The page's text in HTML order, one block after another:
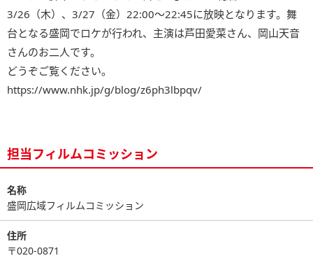
3/26（木）、3/27（金）22:00～22:45に放映となります。舞
台となる盛岡でロケが行われ、主演は芦田愛菜さん、岡山天音
さんのお二人です。
どうぞご覧ください。
https://www.nhk.jp/g/blog/z6ph3lbpqv/
担当フィルムコミッション
名称
盛岡広域フィルムコミッション
住所
〒020-0871